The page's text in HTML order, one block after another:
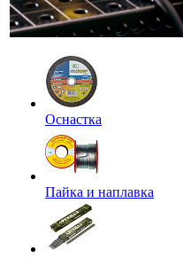
Оснастка
Пайка и наплавка